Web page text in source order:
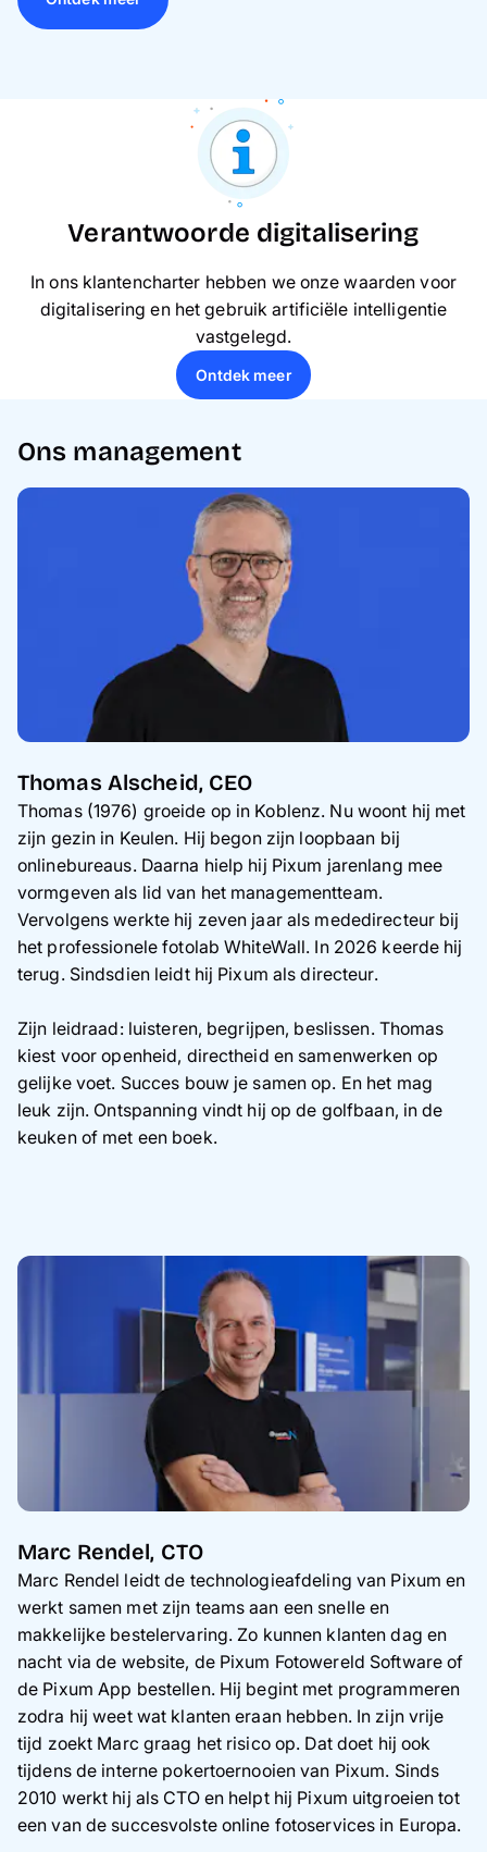
Verantwoorde digitalisering
In ons klantencharter hebben we onze waarden voor
digitalisering en het gebruik artificiële intelligentie
vastgelegd.
Ontdek meer
Ons management
Thomas Alscheid, CEO
Thomas (1976) groeide op in Koblenz. Nu woont hij met
zijn gezin in Keulen. Hij begon zijn loopbaan bij
onlinebureaus. Daarna hielp hij Pixum jarenlang mee
vormgeven als lid van het managementteam.
Vervolgens werkte hij zeven jaar als mededirecteur bij
het professionele fotolab WhiteWall. In 2026 keerde hij
terug. Sindsdien leidt hij Pixum als directeur.
Zijn leidraad: luisteren, begrijpen, beslissen. Thomas
kiest voor openheid, directheid en samenwerken op
gelijke voet. Succes bouw je samen op. En het mag
leuk zijn. Ontspanning vindt hij op de golfbaan, in de
keuken of met een boek.
Marc Rendel, CTO
Marc Rendel leidt de technologieafdeling van Pixum en
werkt samen met zijn teams aan een snelle en
makkelijke bestelervaring. Zo kunnen klanten dag en
nacht via de website, de Pixum Fotowereld Software of
de Pixum App bestellen. Hij begint met programmeren
zodra hij weet wat klanten eraan hebben. In zijn vrije
tijd zoekt Marc graag het risico op. Dat doet hij ook
tijdens de interne pokertoernooien van Pixum. Sinds
2010 werkt hij als CTO en helpt hij Pixum uitgroeien tot
een van de succesvolste online fotoservices in Europa.